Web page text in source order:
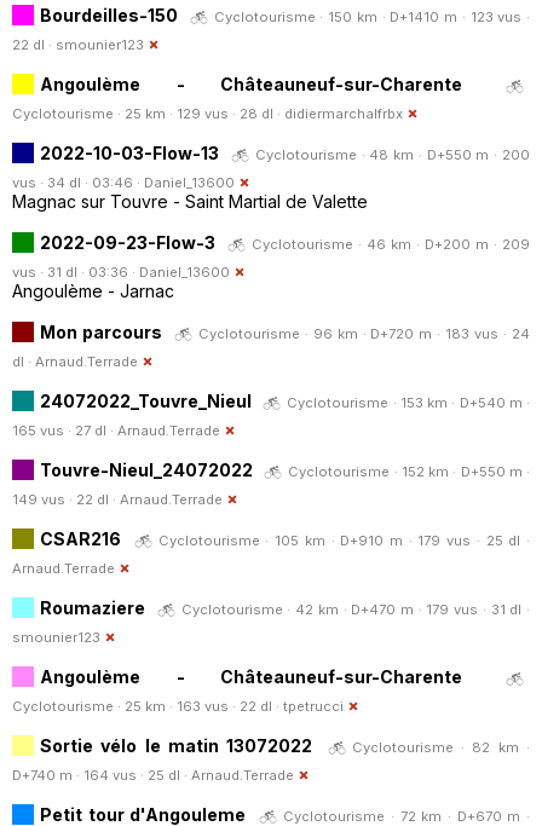
Bourdeilles-150
Cyclotourisme · 150 km · D+1410 m · 123 vus ·
22 dl · smounier123
Angoulème - Châteauneuf-sur-Charente
Cyclotourisme · 25 km · 129 vus · 28 dl · didiermarchalfrbx
2022-10-03-Flow-13
Cyclotourisme · 48 km · D+550 m · 200
vus · 34 dl · 03:46 · Daniel_13600
Magnac sur Touvre - Saint Martial de Valette
2022-09-23-Flow-3
Cyclotourisme · 46 km · D+200 m · 209
vus · 31 dl · 03:36 · Daniel_13600
Angoulème - Jarnac
Mon parcours
Cyclotourisme · 96 km · D+720 m · 183 vus · 24
dl · Arnaud.Terrade
24072022_Touvre_Nieul
Cyclotourisme · 153 km · D+540 m ·
165 vus · 27 dl · Arnaud.Terrade
Touvre-Nieul_24072022
Cyclotourisme · 152 km · D+550 m ·
149 vus · 22 dl · Arnaud.Terrade
CSAR216
Cyclotourisme · 105 km · D+910 m · 179 vus · 25 dl ·
Arnaud.Terrade
Roumaziere
Cyclotourisme · 42 km · D+470 m · 179 vus · 31 dl ·
smounier123
Angoulème - Châteauneuf-sur-Charente
Cyclotourisme · 25 km · 163 vus · 22 dl · tpetrucci
Sortie vélo le matin 13072022
Cyclotourisme · 82 km ·
D+740 m · 164 vus · 25 dl · Arnaud.Terrade
Petit tour d'Angouleme
Cyclotourisme · 72 km · D+670 m ·